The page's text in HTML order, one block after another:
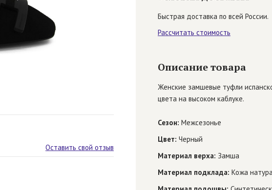
Оставить свой отзыв
Быстрая доставка по всей России.
Рассчитать стоимость
Описание товара
Женские замшевые туфли
цвета на высоком каблуке.
Сезон: Межсезонье
Цвет: Черный
Материал верха: Замша
Материал подклада: Кожа